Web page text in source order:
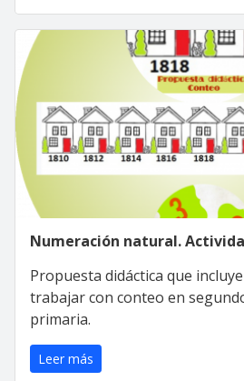
Numeración natural.
Propuesta didáctica que
trabajar con conteo en
primaria.
Leer más